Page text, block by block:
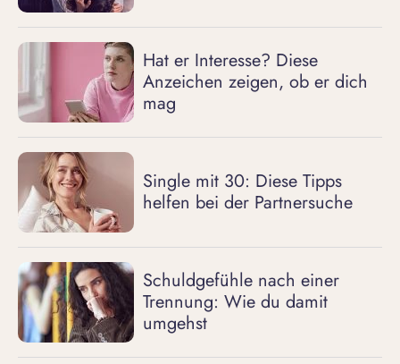
Hat er Interesse? Diese
Anzeichen zeigen, ob er dich
mag
Single mit 30: Diese Tipps
helfen bei der Partnersuche
Schuldgefühle nach einer
Trennung: Wie du damit
umgehst